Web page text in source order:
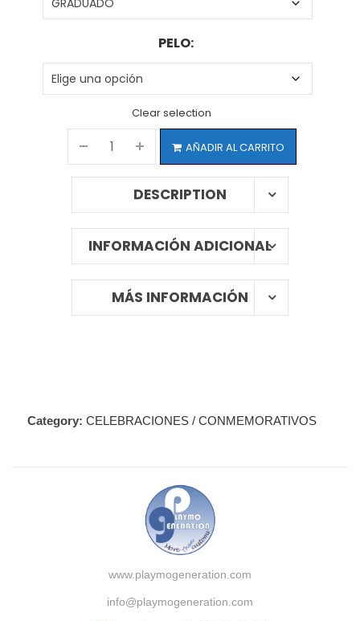
PELO:
Clear selection
AÑADIR AL CARRITO
DESCRIPTION
INFORMACIÓN ADICIONAL
MÁS INFORMACIÓN
Category: CELEBRACIONES / CONMEMORATIVOS
www.playmogeneration.com
info@playmogeneration.com